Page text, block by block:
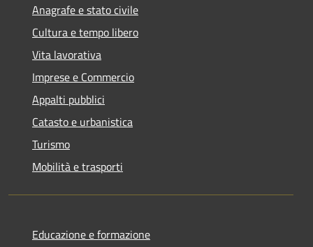
Anagrafe e stato civile
Cultura e tempo libero
Vita lavorativa
Imprese e Commercio
Appalti pubblici
Catasto e urbanistica
Turismo
Mobilità e trasporti
Educazione e formazione